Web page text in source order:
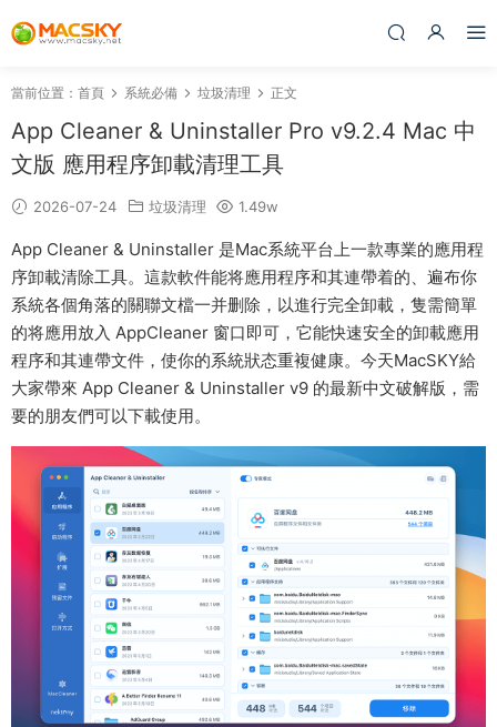
當前位置： 首頁 系統必備 垃圾清理 正文
App Cleaner & Uninstaller Pro v9.2.4 Mac 中
文版 應用程序卸載清理工具
2026-07-24 垃圾清理 1.49w
App Cleaner & Uninstaller 是Mac系統平台上一款專業的應用程
序卸載清除工具。這款軟件能将應用程序和其連帶着的、遍布你
系統各個角落的關聯文檔一并删除，以進行完全卸載，隻需簡單
的将應用放入 AppCleaner 窗口即可，它能快速安全的卸載應用
程序和其連帶文件，使你的系統狀态重複健康。今天MacSKY給
大家帶來 App Cleaner & Uninstaller v9 的最新中文破解版，需
要的朋友們可以下載使用。